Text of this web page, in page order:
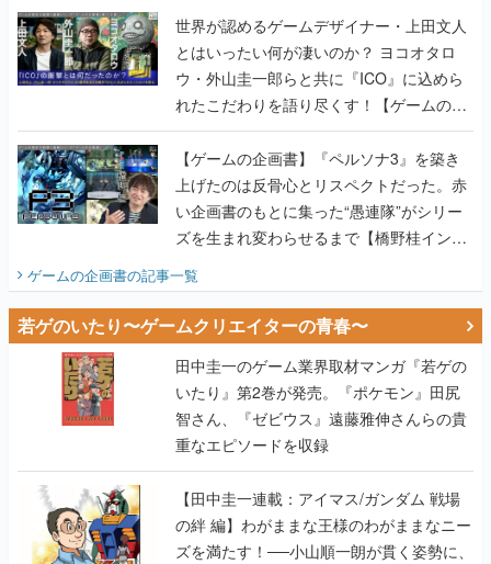
世界が認めるゲームデザイナー・上田文人
とはいったい何が凄いのか？ ヨコオタロ
ウ・外山圭一郎らと共に『ICO』に込めら
れたこだわりを語り尽くす！【ゲームの企
画書】
【ゲームの企画書】『ペルソナ3』を築き
上げたのは反骨心とリスペクトだった。赤
い企画書のもとに集った“愚連隊”がシリー
ズを生まれ変わらせるまで【橋野桂インタ
ビュー】
ゲームの企画書の記事一覧
若ゲのいたり〜ゲームクリエイターの青春〜
田中圭一のゲーム業界取材マンガ『若ゲの
いたり』第2巻が発売。『ポケモン』田尻
智さん、『ゼビウス』遠藤雅伸さんらの貴
重なエピソードを収録
【田中圭一連載：アイマス/ガンダム 戦場
の絆 編】わがままな王様のわがままなニー
ズを満たす！──小山順一朗が貫く姿勢に、